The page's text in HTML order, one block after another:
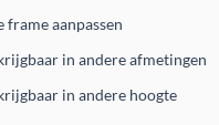
frame aanpassen
in andere afmetingen
in andere hoogte